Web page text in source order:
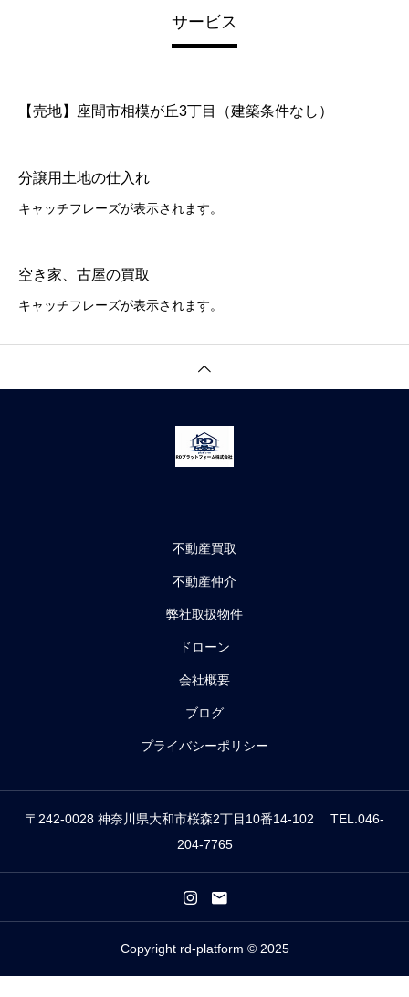
サービス
【売地】座間市相模が丘3丁目（建築条件なし）
分譲用土地の仕入れ
キャッチフレーズが表示されます。
空き家、古屋の買取
キャッチフレーズが表示されます。
不動産買取
不動産仲介
弊社取扱物件
ドローン
会社概要
ブログ
プライバシーポリシー
〒242-0028 神奈川県大和市桜森2丁目10番14-102 TEL.046-
204-7765
Copyright rd-platform © 2025